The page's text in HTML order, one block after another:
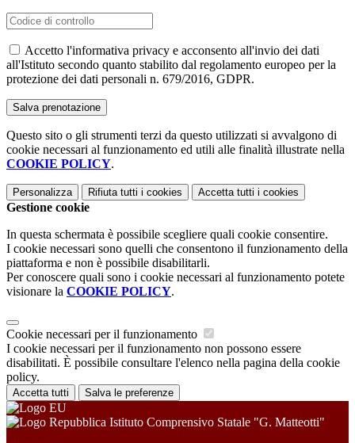
Accetto l'informativa privacy e acconsento all'invio dei dati
all'Istituto secondo quanto stabilito dal regolamento europeo per la
protezione dei dati personali n. 679/2016, GDPR.
Questo sito o gli strumenti terzi da questo utilizzati si avvalgono di
cookie necessari al funzionamento ed utili alle finalità illustrate nella
COOKIE POLICY.
Personalizza Rifiuta tutti i cookies Accetta tutti i cookies
Gestione cookie
In questa schermata è possibile scegliere quali cookie consentire.
I cookie necessari sono quelli che consentono il funzionamento della
piattaforma e non è possibile disabilitarli.
Per conoscere quali sono i cookie necessari al funzionamento potete
visionare la COOKIE POLICY.
Cookie necessari per il funzionamento
I cookie necessari per il funzionamento non possono essere
disabilitati. È possibile consultare l'elenco nella pagina della cookie
policy.
Accetta tutti Salva le preferenze
Istituto Comprensivo Statale "G. Matteotti"